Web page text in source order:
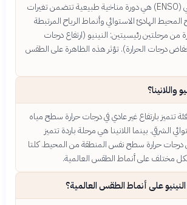
النينيو-التردد الجنوبي (ENSO) هي دورة مناخية طبيعية تتضمن تغيرات
الهادئ الاستوائي وأنماط الرياح المرتبطة
من مرحلتين رئيسيتين: النينيو (ارتفاع درجات
درجات الحرارة). تؤثر هذه الظاهرة على الطقس
واللانينا؟
تتميز بارتفاع غير عادي في درجات حرارة سطح مياه
الشرقي. بينما اللانينا هي مرحلة باردة تتميز
درجات حرارة سطح نفس المنطقة من المحيط. كلتا
مختلف على أنماط الطقس العالمية.
على أنماط الطقس العالمية؟